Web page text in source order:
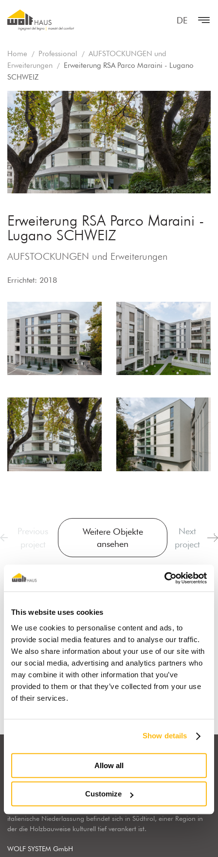
This website uses cookies
We use cookies to personalise content and ads, to
provide social media features and to analyse our traffic.
We also share information about your use of our site with
our social media, advertising and analytics partners who
may combine it with other information that you’ve
provided to them or that they’ve collected from your use
of their services.
Show details
Allow all
Customize
DE
Home Professional
AUFSTOCKUNGEN und
Erweiterungen
Erweiterung RSA Parco Maraini - Lugano
SCHWEIZ
Erweiterung RSA Parco Maraini -
Lugano SCHWEIZ
AUFSTOCKUNGEN und Erweiterungen
Errichtet: 2018
Previous
project
Weitere Objekte
ansehen
Next
project
Der Traum vom Holz-
Fertigteilhaus
Mehr erfahren
Wolf Haus Italien gehört zum internationalen Konzern Wolf System,
dem europäischen Marktführer in Sachen Fertigbauweise. Unsere
italienische Niederlassung befindet sich in Südtirol, einer Region in
der die Holzbauweise kulturell tief verankert ist.
WOLF SYSTEM GmbH